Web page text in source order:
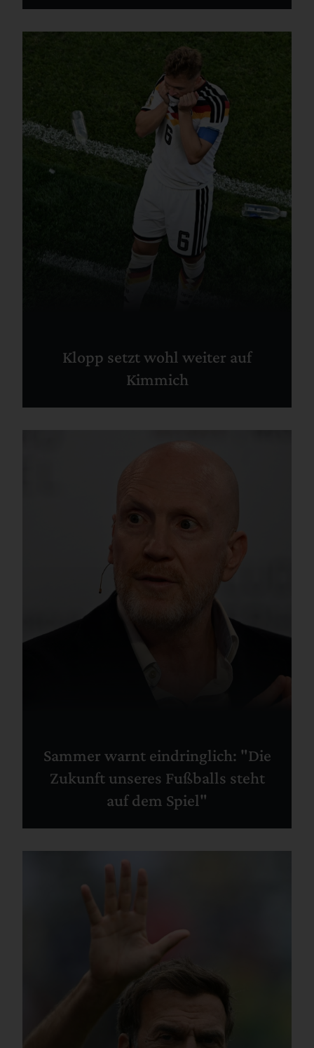
Klopp setzt wohl weiter auf
Kimmich
Sammer warnt eindringlich: "Die
Zukunft unseres Fußballs steht
auf dem Spiel"